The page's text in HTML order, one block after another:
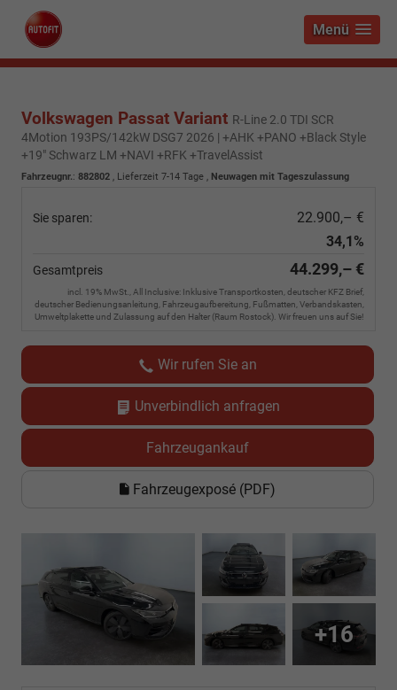
Menü
Volkswagen Passat Variant R-Line 2.0 TDI SCR
4Motion 193PS/142kW DSG7 2026 | +AHK +PANO +Black Style
+19" Schwarz LM +NAVI +RFK +TravelAssist
Fahrzeugnr.: 882802 , Lieferzeit 7-14 Tage , Neuwagen mit Tageszulassung
Sie sparen:
22.900,– €
34,1%
Gesamtpreis 44.299,– €
incl. 19% MwSt., All Inclusive: Inklusive Transportkosten, deutscher KFZ Brief,
deutscher Bedienungsanleitung, Fahrzeugaufbereitung, Fußmatten, Verbandskasten,
Umweltplakette und Zulassung auf den Halter (Raum Rostock). Wir freuen uns auf Sie!
Wir rufen Sie an
Unverbindlich anfragen
Fahrzeugankauf
Fahrzeugexposé (PDF)
+16